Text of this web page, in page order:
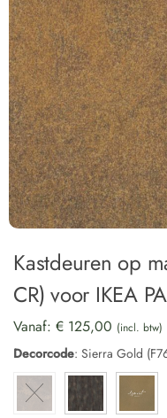
Kastdeuren op
CR) voor IKEA
Vanaf: € 125,00 (incl. btw)
Decorcode: Sierra Gold